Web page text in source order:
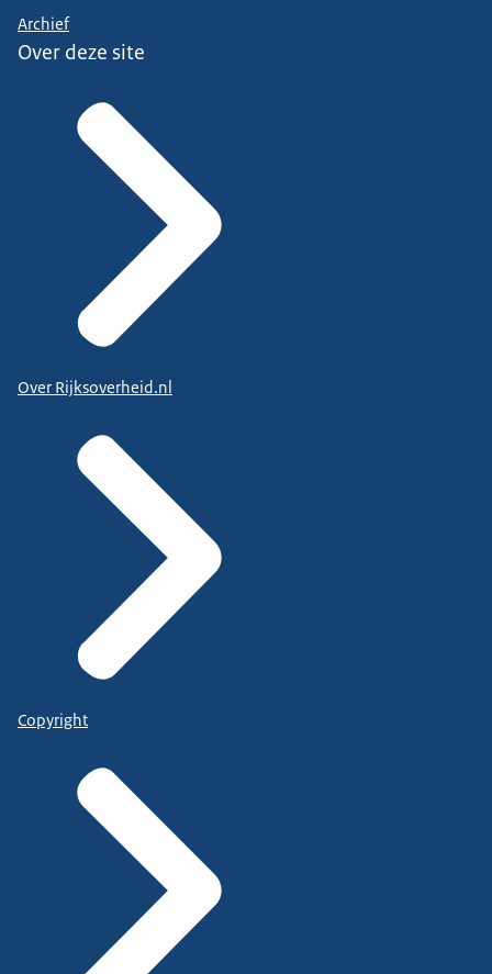
Archief
Over deze site
Over Rijksoverheid.nl
Copyright